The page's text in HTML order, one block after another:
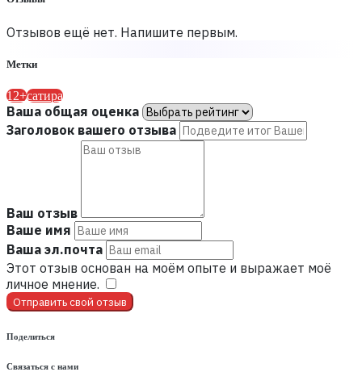
Отзывов ещё нет. Напишите первым.
Метки
12+сатира
Ваша общая оценка
Заголовок вашего отзыва
Ваш отзыв
Ваше имя
Ваша эл.почта
Этот отзыв основан на моём опыте и выражает моё
личное мнение.
Отправить свой отзыв
Поделиться
Связаться с нами